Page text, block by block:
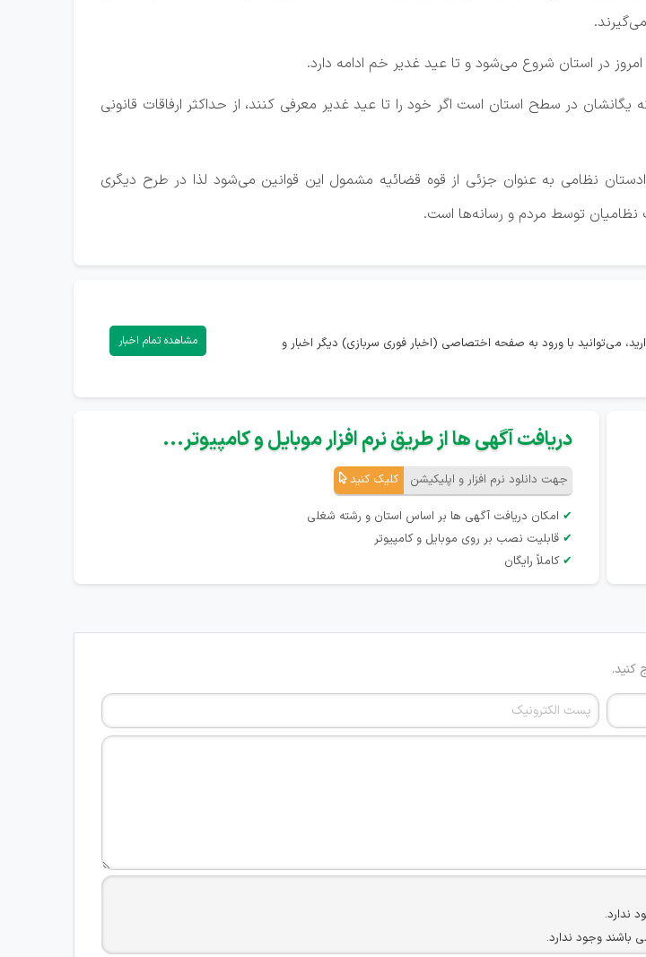
در استان شروع می‌شود و تا عید غدیر خم ادامه دارد.
در سطح استان است اگر خود را تا عید غدیر معرفی کنند، از حداکثر ارفاقات قانونی
نظامی به عنوان جزئی از قوه قضائیه مشمول این قوانین می‌شود لذا در طرح دیگری
می‌توانید با ورود به صفحه اختصاصی (اخبار فوری سربازی) دیگر اخبار و
مشاهده تمام اخبار
دریافت آگهی ها از طریق نرم افزار موبایل و کامپیوتر...
جهت دانلود نرم افزار و اپلیکیشن کلیک کنید
✔ امکان دریافت آگهی ها بر اساس استان و رشته شغلی
✔ قابلیت نصب بر روی موبایل و کامپیوتر
✔ کاملاً رایگان
کنید.
ندارد.